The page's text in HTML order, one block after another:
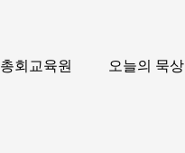
총회교육원 오늘의 묵상